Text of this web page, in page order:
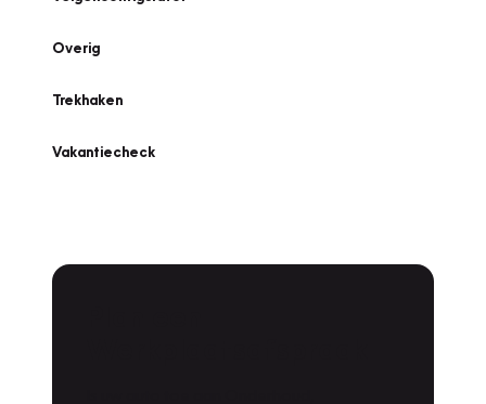
Overig
Trekhaken
Vakantiecheck